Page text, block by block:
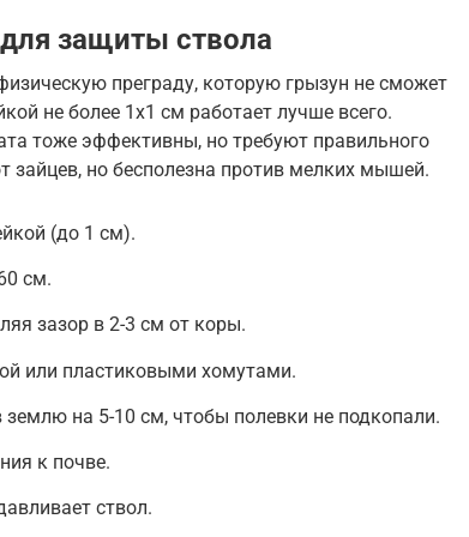
защиты ствола
преграду, которую грызун не сможет
не более 1х1 см работает лучше всего.
тоже эффективны, но требуют правильного
зайцев, но бесполезна против мелких мышей.
(до 1 см).
см.
зазор в 2-3 см от коры.
или пластиковыми хомутами.
землю на 5-10 см, чтобы полевки не подкопали.
к почве.
ствол.